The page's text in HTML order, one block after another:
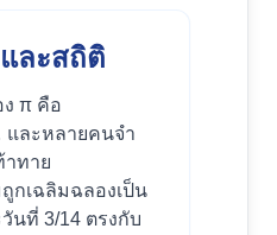
ละสถิติ
ง π คือ
และหลายคนจำ
าทาย
กเฉลิมฉลองเป็น
นที่ 3/14 ตรงกับ